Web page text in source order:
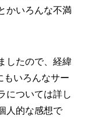
かいろんな不満
したので、経緯
もいろんなサー
については詳し
人的な感想で